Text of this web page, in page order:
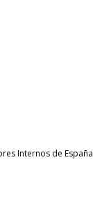
Internos de España